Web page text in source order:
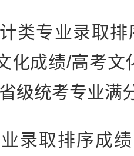
专业录取排
化成绩/高考文
级统考专业满
取排序成绩